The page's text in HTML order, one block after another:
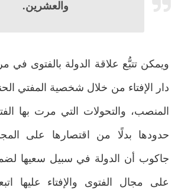
والعشرين.
ويمكن تتبُّع علاقة الدولة بالفتوى في
دار الإفتاء من خلال شخصية المفتي
المنصب، والتحولات التي مرت بها
حدودها بدلًا من اقتصارها على
جاكوب أن الدولة في سبيل سعيها
على مجال الفتوى والإفتاء عليها